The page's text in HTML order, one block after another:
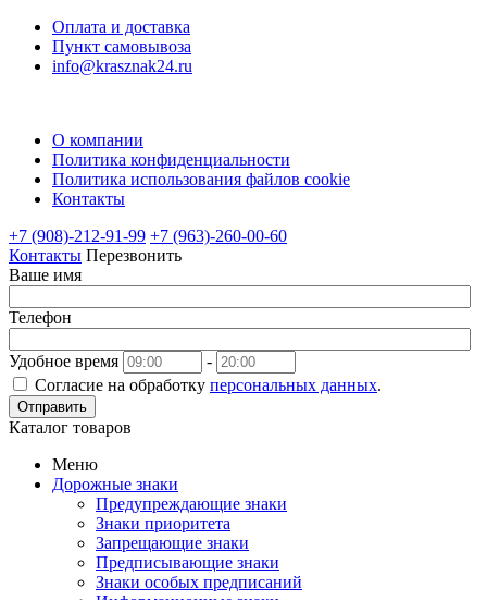
Оплата и доставка
Пункт самовывоза
info@krasznak24.ru
О компании
Политика конфиденциальности
Политика использования файлов cookie
Контакты
+7 (908)-212-91-99 +7 (963)-260-00-60
Контакты Перезвонить
Ваше имя
Телефон
Удобное время
-
Согласие на обработку персональных данных.
Отправить
Каталог товаров
Меню
Дорожные знаки
Предупреждающие знаки
Знаки приоритета
Запрещающие знаки
Предписывающие знаки
Знаки особых предписаний